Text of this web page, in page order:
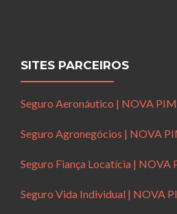
SITES PARCEIROS
Seguro Aeronáutico | NOVA
Seguro Agronegócios | NOVA
Seguro Fiança Locatícia | NOVA
Seguro Vida Individual | NOVA